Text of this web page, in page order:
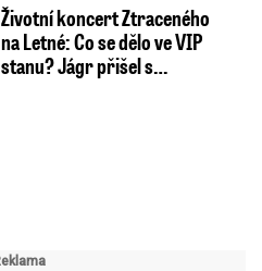
Životní koncert Ztraceného
na Letné: Co se dělo ve VIP
stanu? Jágr přišel s…